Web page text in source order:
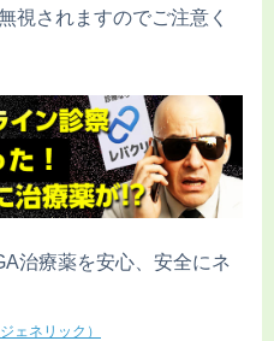
視されますのでご注意く
治療薬を安心、安全にネ
ェネリック）